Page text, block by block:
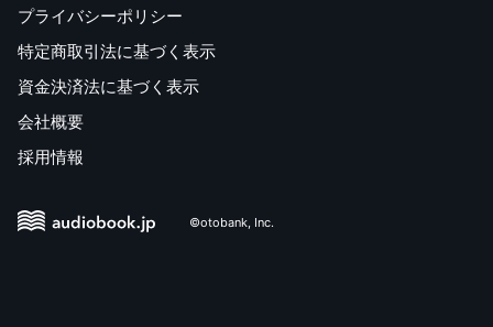
プライバシーポリシー
特定商取引法に基づく表示
資金決済法に基づく表示
会社概要
採用情報
©otobank, Inc.